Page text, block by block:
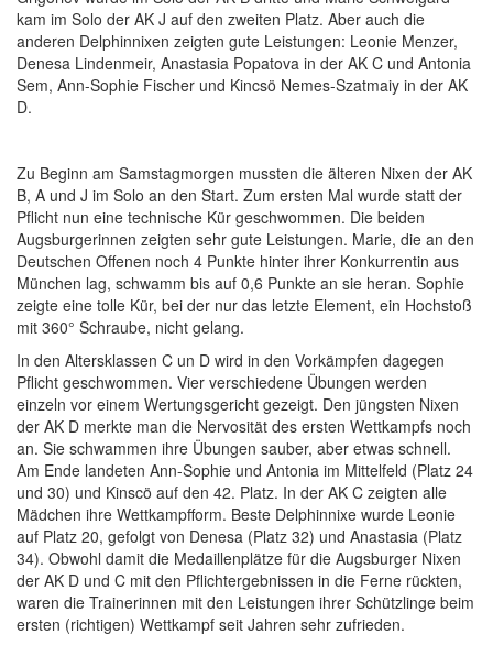
kam im Solo der AK J auf den zweiten Platz. Aber auch die
anderen Delphinnixen zeigten gute Leistungen: Leonie Menzer,
Denesa Lindenmeir, Anastasia Popatova in der AK C und Antonia
Sem, Ann-Sophie Fischer und Kincsö Nemes-Szatmaiy in der AK
D.
Zu Beginn am Samstagmorgen mussten die älteren Nixen der AK
B, A und J im Solo an den Start. Zum ersten Mal wurde statt der
Pflicht nun eine technische Kür geschwommen. Die beiden
Augsburgerinnen zeigten sehr gute Leistungen. Marie, die an den
Deutschen Offenen noch 4 Punkte hinter ihrer Konkurrentin aus
München lag, schwamm bis auf 0,6 Punkte an sie heran. Sophie
zeigte eine tolle Kür, bei der nur das letzte Element, ein Hochstoß
mit 360° Schraube, nicht gelang.
In den Altersklassen C un D wird in den Vorkämpfen dagegen
Pflicht geschwommen. Vier verschiedene Übungen werden
einzeln vor einem Wertungsgericht gezeigt. Den jüngsten Nixen
der AK D merkte man die Nervosität des ersten Wettkampfs noch
an. Sie schwammen ihre Übungen sauber, aber etwas schnell.
Am Ende landeten Ann-Sophie und Antonia im Mittelfeld (Platz 24
und 30) und Kinscö auf den 42. Platz. In der AK C zeigten alle
Mädchen ihre Wettkampfform. Beste Delphinnixe wurde Leonie
auf Platz 20, gefolgt von Denesa (Platz 32) und Anastasia (Platz
34). Obwohl damit die Medaillenplätze für die Augsburger Nixen
der AK D und C mit den Pflichtergebnissen in die Ferne rückten,
waren die Trainerinnen mit den Leistungen ihrer Schützlinge beim
ersten (richtigen) Wettkampf seit Jahren sehr zufrieden.